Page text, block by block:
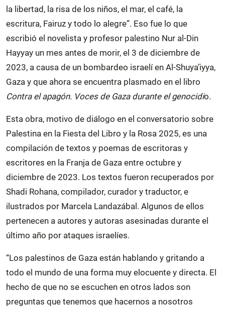
la libertad, la risa de los niños, el mar, el café, la
escritura, Fairuz y todo lo alegre”. Eso fue lo que
escribió el novelista y profesor palestino Nur al-Din
Hayyay un mes antes de morir, el 3 de diciembre de
2023, a causa de un bombardeo israelí en Al-Shuya’iyya,
Gaza y que ahora se encuentra plasmado en el libro
Contra el apagón. Voces de Gaza durante el genocidio.
Esta obra, motivo de diálogo en el conversatorio sobre
Palestina en la Fiesta del Libro y la Rosa 2025, es una
compilación de textos y poemas de escritoras y
escritores en la Franja de Gaza entre octubre y
diciembre de 2023. Los textos fueron recuperados por
Shadi Rohana, compilador, curador y traductor, e
ilustrados por Marcela Landazábal. Algunos de ellos
pertenecen a autores y autoras asesinadas durante el
último año por ataques israelíes.
“Los palestinos de Gaza están hablando y gritando a
todo el mundo de una forma muy elocuente y directa. El
hecho de que no se escuchen en otros lados son
preguntas que tenemos que hacernos a nosotros